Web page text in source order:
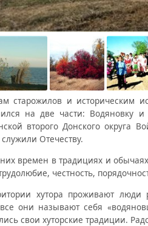
старожилов и историческим
на две части:
второго Донского округа
Отечеству.
времен в традициях и
честность,
хутора проживают
они называют себя
свои хуторские традиции.